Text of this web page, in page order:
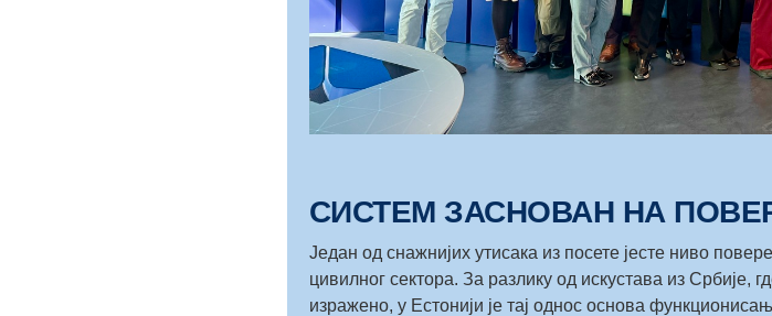
СИСТЕМ ЗАСНОВАН НА
Један од снажнијих утисака из посете јесте ниво
цивилног сектора. За разлику од искустава из Србије,
изражено, у Естонији је тај однос основа